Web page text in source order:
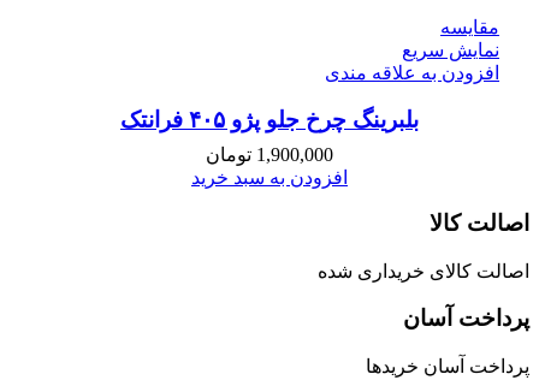
مقايسه
نمایش سریع
افزودن به علاقه مندی
بلبرینگ چرخ جلو پژو ۴۰۵ فرانتک
1,900,000 تومان
افزودن به سبد خرید
اصالت کالا
اصالت کالای خریداری شده
پرداخت آسان
پرداخت آسان خریدها